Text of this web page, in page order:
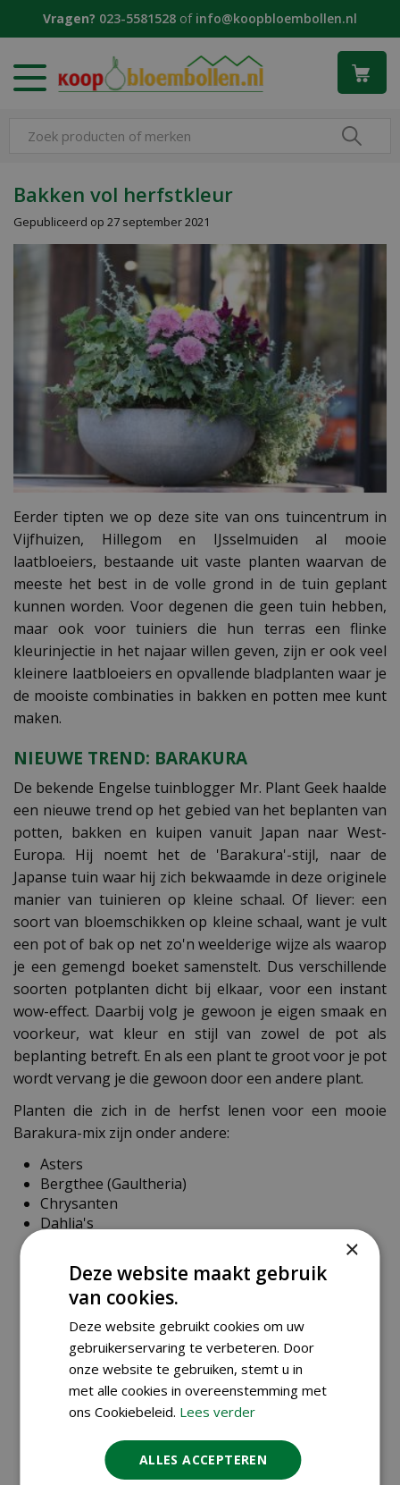
Vragen? 023-5581528 of info@koopbloembollen.nl
Bakken vol herfstkleur
Gepubliceerd op 27 september 2021
Eerder tipten we op deze site van ons tuincentrum in
Vijfhuizen, Hillegom en IJsselmuiden al mooie
laatbloeiers, bestaande uit vaste planten waarvan de
meeste het best in de volle grond in de tuin geplant
kunnen worden. Voor degenen die geen tuin hebben,
maar ook voor tuiniers die hun terras een flinke
kleurinjectie in het najaar willen geven, zijn er ook veel
kleinere laatbloeiers en opvallende bladplanten waar je
de mooiste combinaties in bakken en potten mee kunt
maken.
NIEUWE TREND: BARAKURA
De bekende Engelse tuinblogger Mr. Plant Geek haalde
een nieuwe trend op het gebied van het beplanten van
potten, bakken en kuipen vanuit Japan naar West-
Europa. Hij noemt het de 'Barakura'-stijl, naar de
Japanse tuin waar hij zich bekwaamde in deze originele
manier van tuinieren op kleine schaal. Of liever: een
soort van bloemschikken op kleine schaal, want je vult
een pot of bak op net zo'n weelderige wijze als waarop
je een gemengd boeket samenstelt. Dus verschillende
soorten potplanten dicht bij elkaar, voor een instant
wow-effect. Daarbij volg je gewoon je eigen smaak en
voorkeur, wat kleur en stijl van zowel de pot als
beplanting betreft. En als een plant te groot voor je pot
wordt vervang je die gewoon door een andere plant.
Planten die zich in de herfst lenen voor een mooie
Barakura-mix zijn onder andere:
Asters
Bergthee (Gaultheria)
Chrysanten
Dahlia's
Grijsbladige Helichrysum petiolare
Herfstcyclamen
Heide
Hemelsleutel (Sedum)
Italiaanse aronskelk (Arum italicum)
Lampionplant (Physalis)
Purperklokje (Heuchera)
(Sier)kolen
Skimmia
Strobloem (Helichrysum bracteatum)
Tandzaad (Bidens ferulifolia)
×
Deze website maakt gebruik
van cookies.
Deze website gebruikt cookies om uw
gebruikerservaring te verbeteren. Door
onze website te gebruiken, stemt u in
met alle cookies in overeenstemming met
ons Cookiebeleid. Lees verder
ALLES ACCEPTEREN